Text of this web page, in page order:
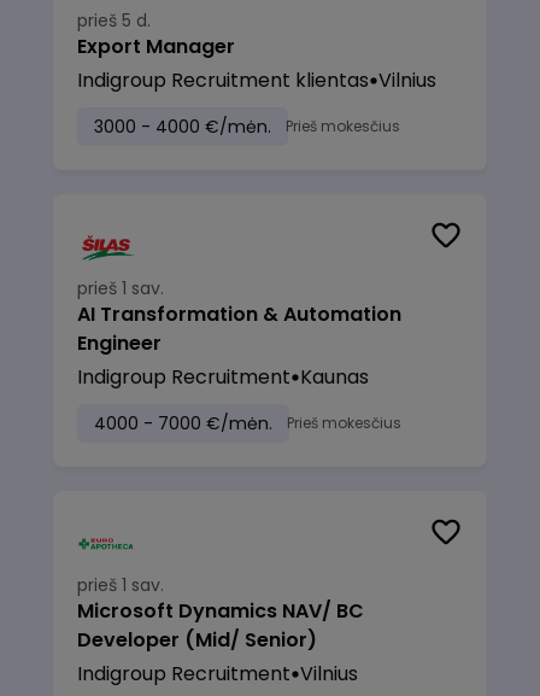
prieš 5 d.
Export Manager
Indigroup Recruitment klientas Vilnius
3000 - 4000 €/mėn. Prieš mokesčius
prieš 1 sav.
AI Transformation & Automation
Engineer
Indigroup Recruitment Kaunas
4000 - 7000 €/mėn. Prieš mokesčius
prieš 1 sav.
Microsoft Dynamics NAV/ BC
Developer (Mid/ Senior)
Indigroup Recruitment Vilnius